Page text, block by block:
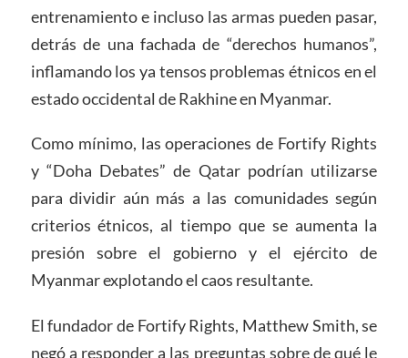
entrenamiento e incluso las armas pueden pasar,
detrás de una fachada de “derechos humanos”,
inflamando los ya tensos problemas étnicos en el
estado occidental de Rakhine en Myanmar.
Como mínimo, las operaciones de Fortify Rights
y “Doha Debates” de Qatar podrían utilizarse
para dividir aún más a las comunidades según
criterios étnicos, al tiempo que se aumenta la
presión sobre el gobierno y el ejército de
Myanmar explotando el caos resultante.
El fundador de Fortify Rights, Matthew Smith, se
negó a responder a las preguntas sobre de qué le